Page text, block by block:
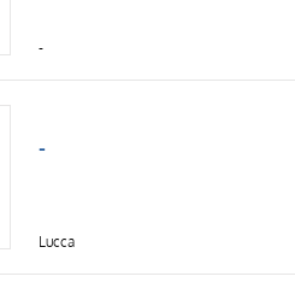
-
-
Lucca